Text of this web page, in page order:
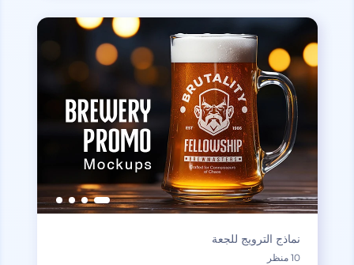
نماذج الترويج للجعة
10 منظر